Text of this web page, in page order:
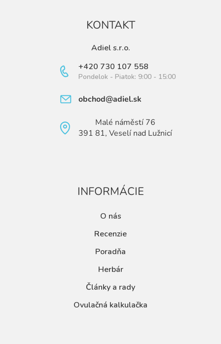
KONTAKT
Adiel s.r.o.
+420 730 107 558
Pondelok - Piatok: 9:00 - 15:00
obchod@adiel.sk
Malé náměstí 76
391 81, Veselí nad Lužnicí
INFORMÁCIE
O nás
Recenzie
Poradňa
Herbár
Články a rady
Ovulačná kalkulačka